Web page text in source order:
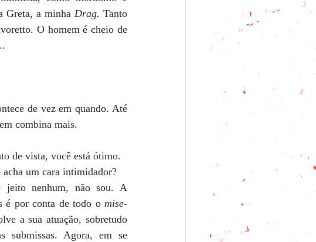
Greta, a minha Drag. Tanto
O homem é cheio de
de vez em quando. Até
combina mais.
de vista, você está ótimo.
acha um cara intimidador?
jeito nenhum, não sou. A
é por conta de todo o mise-
a sua atuação, sobretudo
submissas. Agora, em se